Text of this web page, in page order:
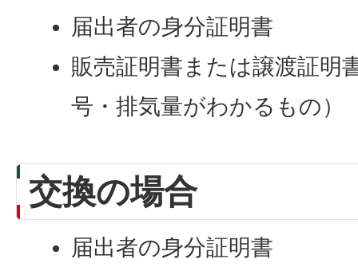
届出者の身分証明書
販売証明書または譲渡証明
号・排気量がわかるもの）
交換の場合
届出者の身分証明書